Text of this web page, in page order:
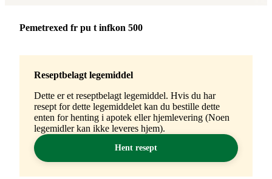
Merke:
Pemetrexed fr pu t infkon 500
Reseptbelagt legemiddel
Dette er et reseptbelagt legemiddel. Hvis du har
resept for dette legemiddelet kan du bestille dette
enten for henting i apotek eller hjemlevering (Noen
legemidler kan ikke leveres hjem).
Hent resept